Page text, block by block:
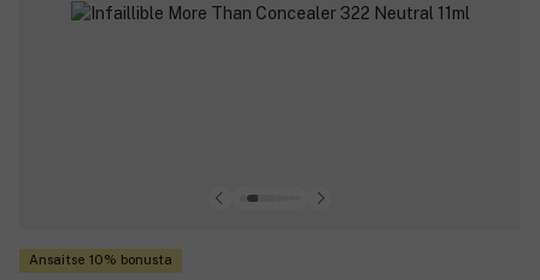
Ansaitse 10% bonusta